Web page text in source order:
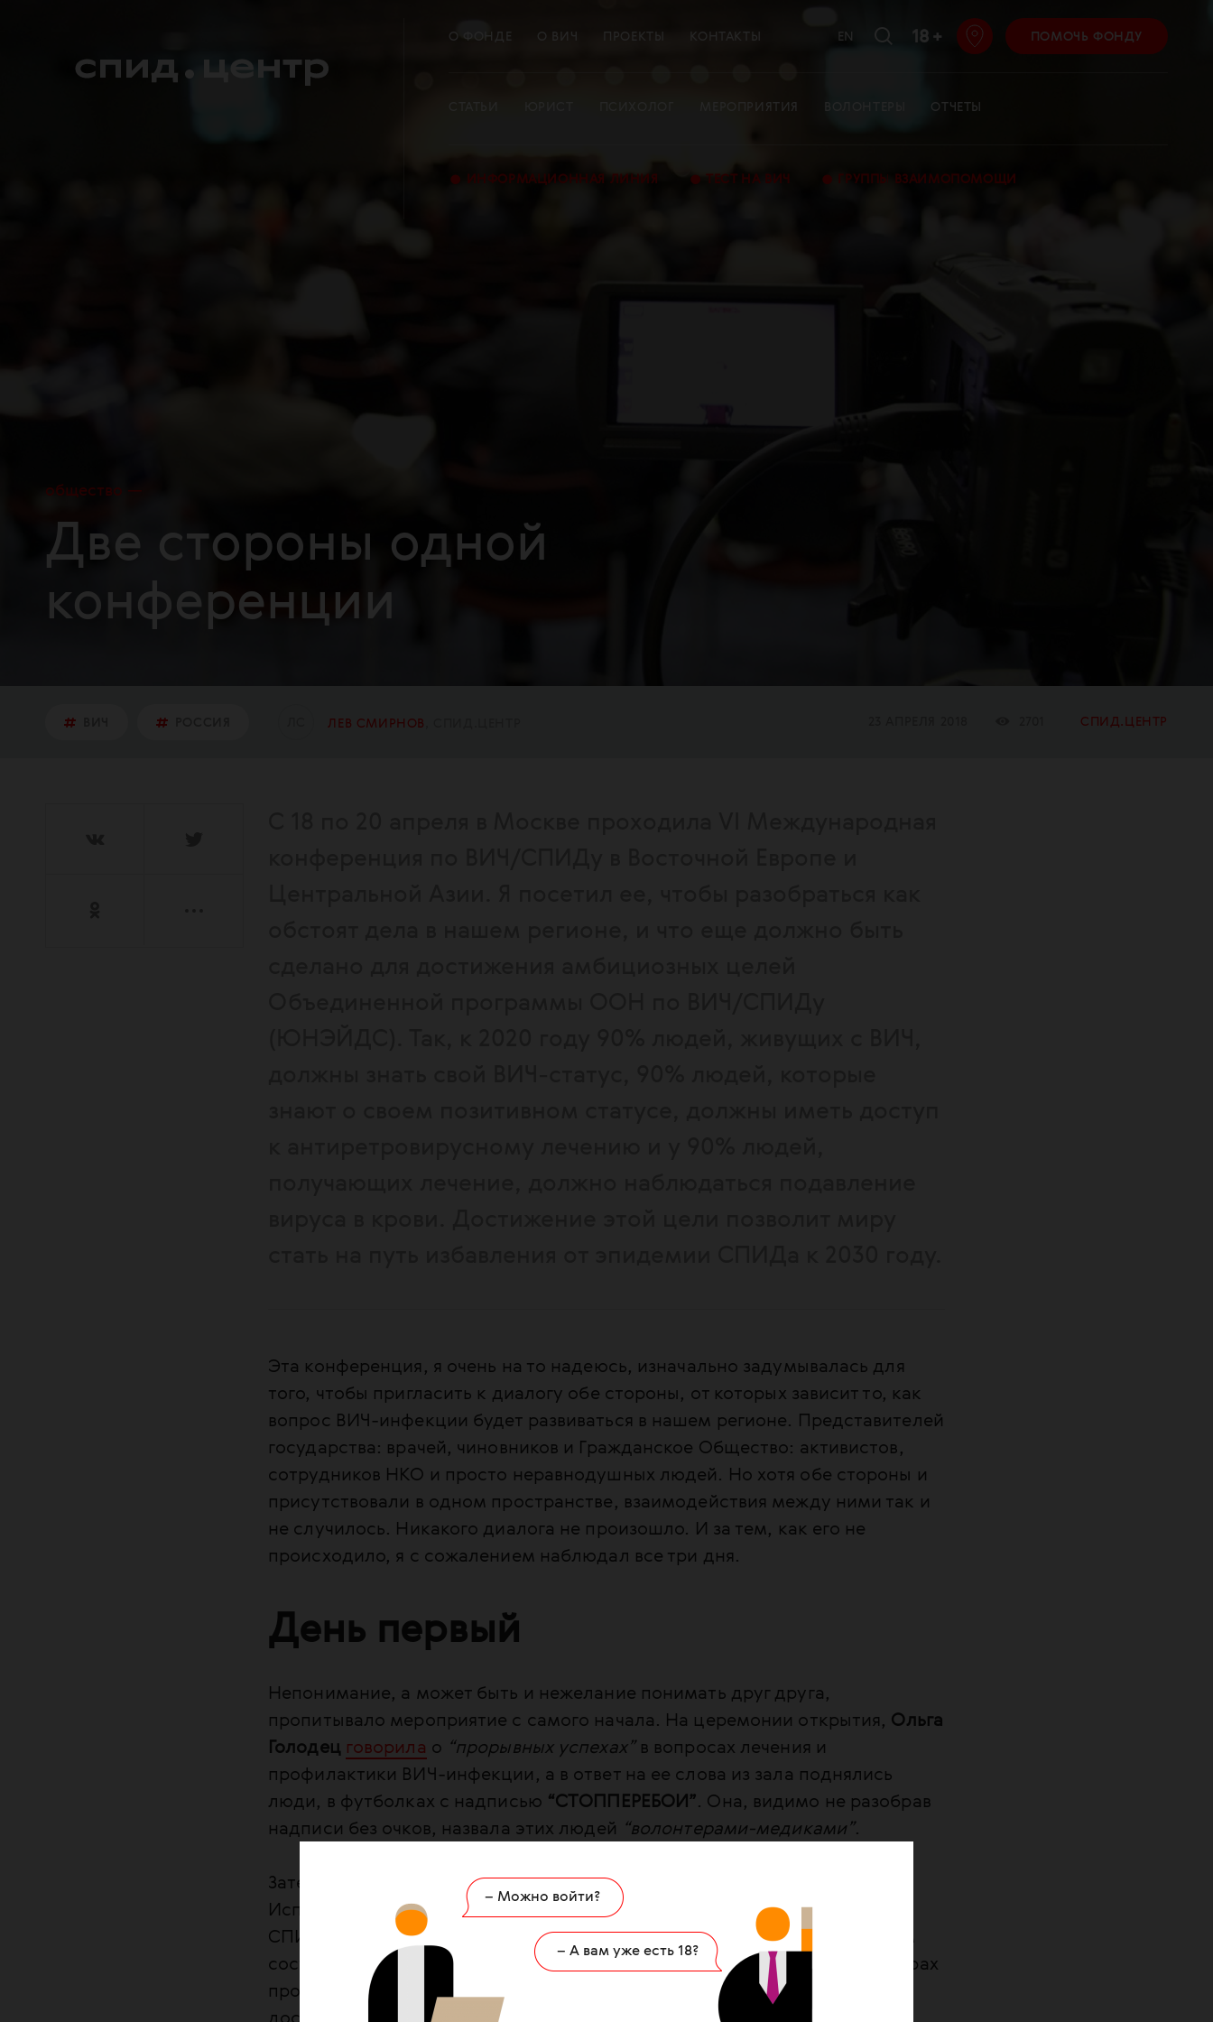
– Можно войти?
– А вам уже есть 18?
О ФОНДЕ О ВИЧ ПРОЕКТЫ КОНТАКТЫ
МЕРОПРИЯТИЯ ОТЧЕТЫ
• ИНФОРМАЦИОННАЯ ЛИНИЯ • ТЕСТ НА ВИЧ • ГРУППЫ ВЗАИМОПОМОЩИ
EN 18 + ПОМОЧЬ ФОНДУ
общество
Две стороны одной
конференции
ЛЕВ СМИРНОВ СПИД.ЦЕНТР
Эта конференция, я очень на то надеюсь, изначально задумывалась для
того, чтобы пригласить к диалогу обе стороны, от которых зависит то, как
вопрос ВИЧ-инфекции будет развиваться в нашем регионе. Представителей
государства: врачей, чиновников и Гражданское Общество: активистов,
сотрудников НКО и просто неравнодушных людей. Но хотя обе стороны и
присутствовали в одном пространстве, взаимодействия между ними так и
не случилось. Никакого диалога не произошло. И за тем, как его не
происходило, я с сожалением наблюдал все три дня.
День первый
Непонимание, а может быть и нежелание понимать друг друга,
пропитывало мероприятие с самого начала. На церемонии открытия, Ольга
Голодец говорила о “прорывных успехах”в вопросах лечения и
профилактики ВИЧ-инфекции, а в ответ на ее слова из зала поднялись
люди, в футболках с надписью “СТОППЕРЕБОИ” . Она, видимо не разобрав
надписи без очков, назвала этих людей “волонтерами-медиками”.
Затем, на первом пленарном заседании,
Исполнительного директора Объединенной программы ООН по ВИЧ/
СПИДу по программным вопросам, выступил с презентацией о текущем
состоянии региона по версии UNAIDS. Он напомнил об эффективных мерах
профилактики, которые могли бы помочь России приблизиться к